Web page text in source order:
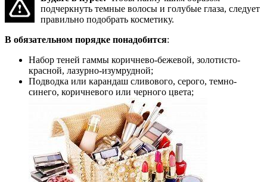
подчеркнуть темные волосы и голубые глаза, следует
правильно подобрать косметику.
В обязательном порядке понадобится:
Набор теней гаммы коричнево-бежевой, золотисто-
красной, лазурно-изумрудной;
Подводка или карандаш сливового, серого, темно-
синего, коричневого или черного цвета;